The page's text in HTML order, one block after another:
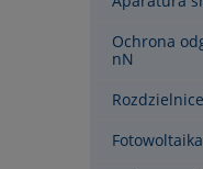
Ochrona
nN